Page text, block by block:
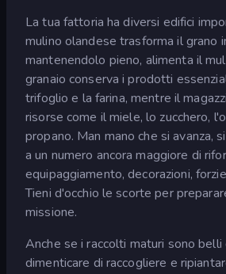
La tua fattoria ha diversi edifici
mulino olandese trasforma il grano
mantenendolo pieno, alimenta il
granaio conserva i prodotti
trifoglio e la farina, mentre il
risorse come il miele, lo zucchero,
propano. Man mano che si avanza,
a un numero ancora maggiore di
equipaggiamento, decorazioni,
Tieni d'occhio le scorte per
missione.
Anche se i raccolti maturi sono belli
dimenticare di raccogliere e